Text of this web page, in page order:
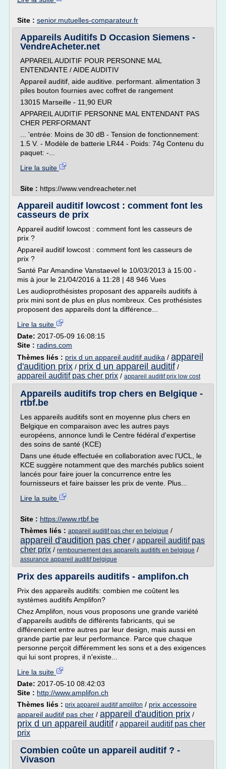
Site : senior.mutuelles-comparateur.fr
Appareils Auditifs D Occasion Siemens -
VendreAcheter.net
APPAREIL AUDITIF POUR PERSONNE MAL
ENTENDANTE / AIDE AUDITIV
Appareil auditif, aide auditive. performant. alimentation 3
piles bouton fournies avec coffret de rangement
13015 Marseille - 11,90 EUR
APPAREIL AUDITIF PERSONNE MAL ENTENDANT PAS
CHER PERFORMANT
... 'entrée: Moins de 30 dB - Tension de fonctionnement:
1.5 V. - Modèle de batterie LR44 - Poids: 74g Contenu du
paquet: -...
Lire la suite
Site : https://www.vendreacheter.net
Appareil auditif lowcost : comment font les
casseurs de prix
Appareil auditif lowcost : comment font les casseurs de
prix ?
Appareil auditif lowcost : comment font les casseurs de
prix ?
Santé Par Amandine Vanstaevel le 10/03/2013 à 15:00 -
mis à jour le 21/04/2016 à 11:28 | 48 946 Vues
Les audioprothésistes proposant des appareils auditifs à
prix mini sont de plus en plus nombreux. Ces prothésistes
proposent des appareils dont la différence...
Lire la suite
Date: 2017-05-09 16:08:15
Site : radins.com
Thèmes liés : prix d un appareil auditif audika / appareil
d'audition prix / prix d un appareil auditif /
appareil auditif pas cher prix / appareil auditif prix low cost
Appareils auditifs trop chers en Belgique -
rtbf.be
Les appareils auditifs sont en moyenne plus chers en
Belgique en comparaison avec les autres pays
européens, annonce lundi le Centre fédéral d'expertise
des soins de santé (KCE)
Dans une étude effectuée en collaboration avec l'UCL, le
KCE suggère notamment que des marchés publics soient
lancés pour faire jouer la concurrence entre les
fournisseurs et faire baisser les prix de vente. Plus...
Lire la suite
Site : https://www.rtbf.be
Thèmes liés : appareil auditif pas cher en belgique /
appareil d'audition pas cher / appareil auditif pas
cher prix / remboursement des appareils auditifs en belgique /
assurance appareil auditif belgique
Prix des appareils auditifs - amplifon.ch
Prix des appareils auditifs: combien me coûtent les
systèmes auditifs Amplifon?
Chez Amplifon, nous vous proposons une grande variété
d'appareils auditifs de différents fabricants, qui se
différencient entre autres par leur design, mais aussi en
grande partie par leur performance. Parce que chaque
personne perçoit différemment les sons et a des exigences
qui lui sont propres, il n'existe...
Lire la suite
Date: 2017-05-10 08:42:03
Site : http://www.amplifon.ch
Thèmes liés : prix appareil auditif amplifon / prix accessoire
appareil auditif pas cher / appareil d'audition prix /
prix d un appareil auditif / appareil auditif pas cher
prix
Combien coûte un appareil auditif ? -
Vivason